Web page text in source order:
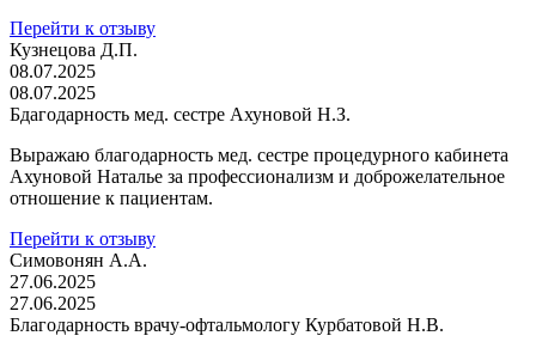
Перейти к отзыву
Кузнецова Д.П.
08.07.2025
08.07.2025
Бдагодарность мед. сестре Ахуновой Н.З.
Выражаю благодарность мед. сестре процедурного кабинета
Ахуновой Наталье за профессионализм и доброжелательное
отношение к пациентам.
Перейти к отзыву
Симовонян А.А.
27.06.2025
27.06.2025
Благодарность врачу-офтальмологу Курбатовой Н.В.